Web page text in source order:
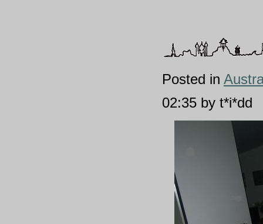
Posted in
02:35 by t*i*dd